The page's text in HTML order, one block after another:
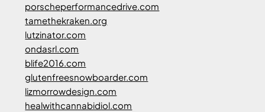
porscheperformancedrive.com
tamethekraken.org
lutzinator.com
ondasrl.com
blife2016.com
glutenfreesnowboarder.com
lizmorrowdesign.com
healwithcannabidiol.com